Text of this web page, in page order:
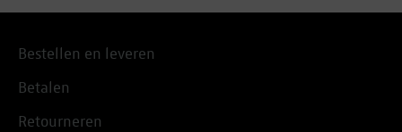
Bestellen en leveren
Betalen
Retourneren